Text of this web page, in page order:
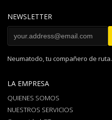
NEWSLETTER
Neumatodo, tu compañero de ruta.
LA EMPRESA
QUIENES SOMOS
NUESTROS SERVICIOS